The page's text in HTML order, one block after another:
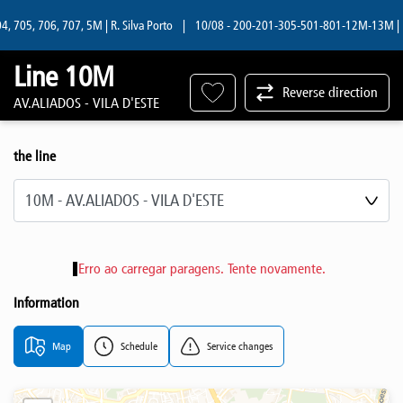
706, 707, 5M | R. Silva Porto | 10/08 - 200-201-305-501-801-12M-13M | R.
Line 10M
AV.ALIADOS - VILA D'ESTE
Reverse direction
the line
Erro ao carregar paragens. Tente novamente.
Information
Map Schedule Service changes